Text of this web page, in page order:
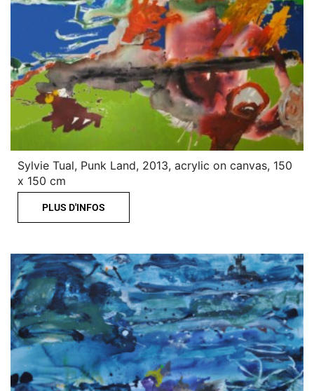
Sylvie Tual, Punk Land, 2013, acrylic on canvas, 150
x 150 cm
PLUS D'INFOS